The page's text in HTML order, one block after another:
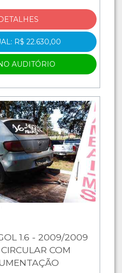
R$ 22.630,00
AUDITÓRIO
1.6 - 2009/2009
COM